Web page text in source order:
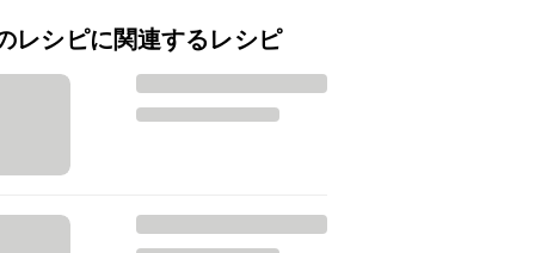
レシピに関連するレシピ